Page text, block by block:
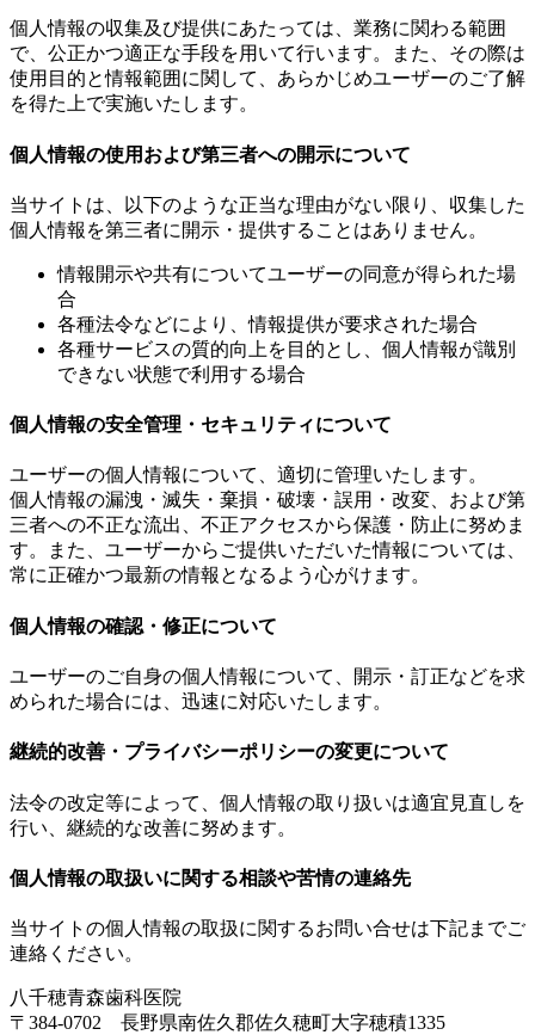
個人情報の収集及び提供にあたっては、業務に関わる範囲
で、公正かつ適正な手段を用いて行います。また、その際は
使用目的と情報範囲に関して、あらかじめユーザーのご了解
を得た上で実施いたします。
個人情報の使用および第三者への開示について
当サイトは、以下のような正当な理由がない限り、収集した
個人情報を第三者に開示・提供することはありません。
情報開示や共有についてユーザーの同意が得られた場
合
各種法令などにより、情報提供が要求された場合
各種サービスの質的向上を目的とし、個人情報が識別
できない状態で利用する場合
個人情報の安全管理・セキュリティについて
ユーザーの個人情報について、適切に管理いたします。
個人情報の漏洩・滅失・棄損・破壊・誤用・改変、および第
三者への不正な流出、不正アクセスから保護・防止に努めま
す。また、ユーザーからご提供いただいた情報については、
常に正確かつ最新の情報となるよう心がけます。
個人情報の確認・修正について
ユーザーのご自身の個人情報について、開示・訂正などを求
められた場合には、迅速に対応いたします。
継続的改善・プライバシーポリシーの変更について
法令の改定等によって、個人情報の取り扱いは適宜見直しを
行い、継続的な改善に努めます。
個人情報の取扱いに関する相談や苦情の連絡先
当サイトの個人情報の取扱に関するお問い合せは下記までご
連絡ください。
八千穂青森歯科医院
〒384-0702 長野県南佐久郡佐久穂町大字穂積1335